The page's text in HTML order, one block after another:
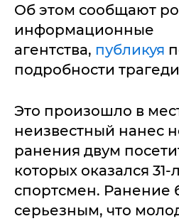
Об этом сообщают
информационные
агентства, публикуя
подробности
Это произошло в
неизвестный нанес
ранения двум
которых оказался 31-
спортсмен. Ранение
серьезным, что